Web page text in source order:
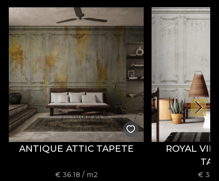
ANTIQUE ATTIC TAPETE
€ 36.18 / m2
ROYAL
€